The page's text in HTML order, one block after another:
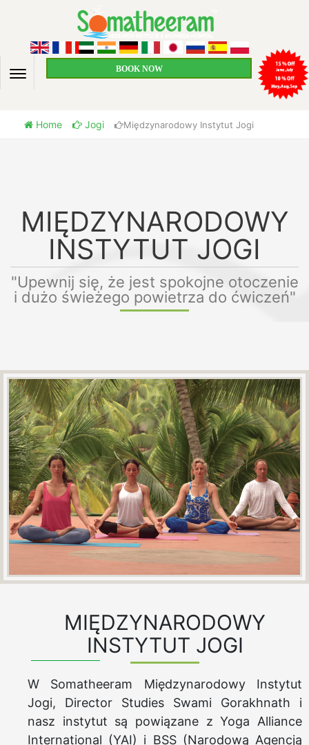
BOOK NOW
Home Jogi Międzynarodowy Instytut Jogi
MIĘDZYNARODOWY
INSTYTUT JOGI
"Upewnij się, że jest spokojne otoczenie
i dużo świeżego powietrza do ćwiczeń"
MIĘDZYNARODOWY
INSTYTUT JOGI
W Somatheeram Międzynarodowy Instytut
Jogi, Director Studies Swami Gorakhnath i
nasz instytut są powiązane z Yoga Alliance
International (YAI) i BSS (Narodową Agencją